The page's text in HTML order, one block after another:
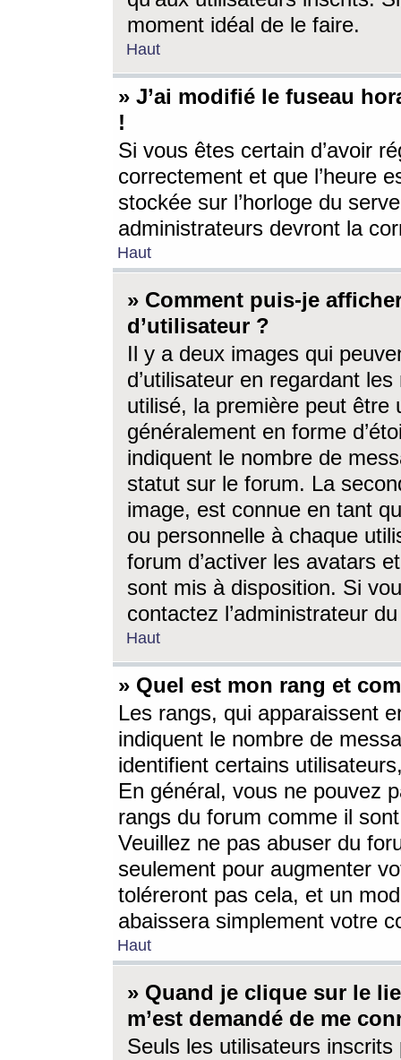
moment idéal de le faire.
Haut
» J’ai modifié le fuseau
!
Si vous êtes certain d’avoir
correctement et que l’heure
stockée sur l’horloge du
administrateurs devront la
Haut
» Comment puis-je
d’utilisateur ?
Il y a deux images qui
d’utilisateur en regardant
utilisé, la première peut être
généralement en forme
indiquent le nombre de
statut sur le forum. La
image, est connue en tant
ou personnelle à chaque
forum d’activer les avatars
sont mis à disposition. Si
contactez l’administrateur
Haut
» Quel est mon rang et
Les rangs, qui apparaissent
indiquent le nombre de
identifient certains
En général, vous ne pouvez
rangs du forum comme il
Veuillez ne pas abuser du
seulement pour augmenter
toléreront pas cela, et un
abaissera simplement votre
Haut
» Quand je clique sur le
m’est demandé de me
Seuls les utilisateurs